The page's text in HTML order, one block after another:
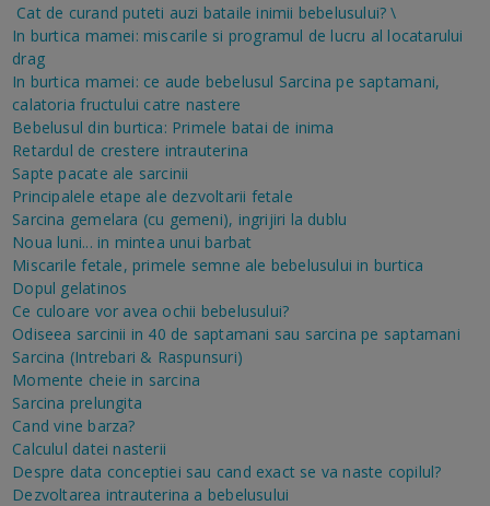
Cat de curand puteti auzi bataile inimii bebelusului? \
In burtica mamei: miscarile si programul de lucru al locatarului
drag
In burtica mamei: ce aude bebelusul Sarcina pe saptamani,
calatoria fructului catre nastere
Bebelusul din burtica: Primele batai de inima
Retardul de crestere intrauterina
Sapte pacate ale sarcinii
Principalele etape ale dezvoltarii fetale
Sarcina gemelara (cu gemeni), ingrijiri la dublu
Noua luni... in mintea unui barbat
Miscarile fetale, primele semne ale bebelusului in burtica
Dopul gelatinos
Ce culoare vor avea ochii bebelusului?
Odiseea sarcinii in 40 de saptamani sau sarcina pe saptamani
Sarcina (Intrebari & Raspunsuri)
Momente cheie in sarcina
Sarcina prelungita
Cand vine barza?
Calculul datei nasterii
Despre data conceptiei sau cand exact se va naste copilul?
Dezvoltarea intrauterina a bebelusului